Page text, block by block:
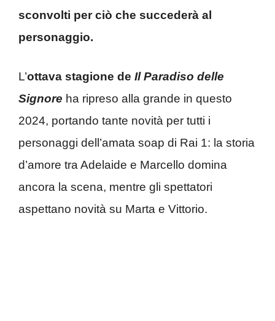
sconvolti per ciò che succederà al
personaggio.
L’ottava stagione de Il Paradiso delle
Signore ha ripreso alla grande in questo
2024, portando tante novità per tutti i
personaggi dell’amata soap di Rai 1: la storia
d’amore tra Adelaide e Marcello domina
ancora la scena, mentre gli spettatori
aspettano novità su Marta e Vittorio.